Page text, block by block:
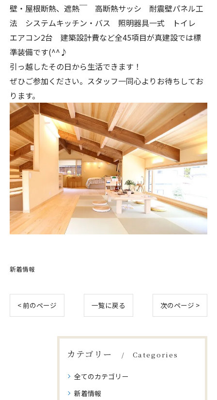
壁・屋根断熱、遮熱￣ 高断熱サッシ 耐震壁パネル工
法 システムキッチン・バス 照明器具一式 トイレ
エアコン2台 建築設計費など全45項目が真建設では標
準装備です(^^♪
引っ越したその日から生活できます！
ぜひご参加ください。スタッフ一同心よりお待ちしてお
ります。
新着情報
< 前のページ 一覧に戻る 次のページ >
カテゴリー Categories
全てのカテゴリー
新着情報